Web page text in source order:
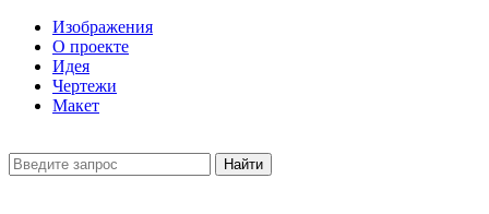
Изображения
О проекте
Идея
Чертежи
Макет
Найти